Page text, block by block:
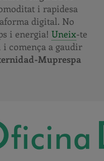
i rapidesa
digital. No
i energia! Uneix-te
comença a gaudir
Muprespa